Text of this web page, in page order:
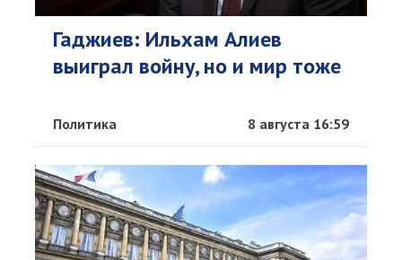
Гаджиев: Ильхам Алиев
выиграл войну, но и мир тоже
Политика 8 августа 16:59